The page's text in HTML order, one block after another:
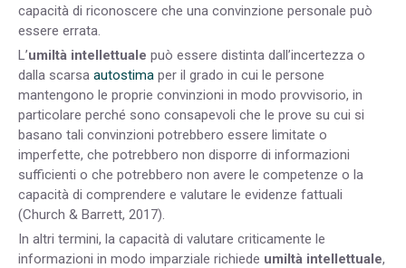
capacità di riconoscere che una convinzione personale può
essere errata.
L’umiltà intellettuale può essere distinta dall’incertezza o
dalla scarsa autostima per il grado in cui le persone
mantengono le proprie convinzioni in modo provvisorio, in
particolare perché sono consapevoli che le prove su cui si
basano tali convinzioni potrebbero essere limitate o
imperfette, che potrebbero non disporre di informazioni
sufficienti o che potrebbero non avere le competenze o la
capacità di comprendere e valutare le evidenze fattuali
(Church & Barrett, 2017).
In altri termini, la capacità di valutare criticamente le
informazioni in modo imparziale richiede umiltà intellettuale,